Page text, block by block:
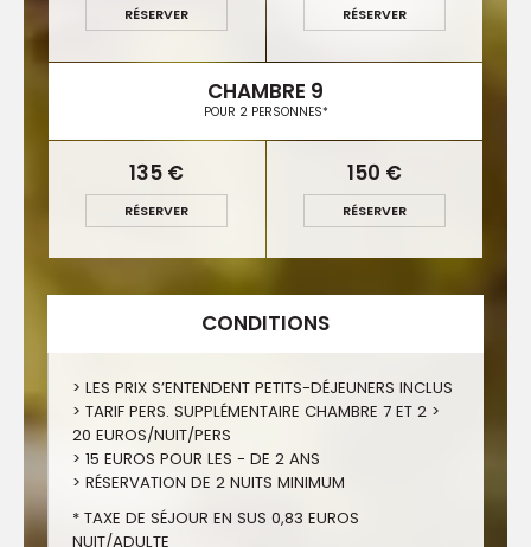
RÉSERVER RÉSERVER
CHAMBRE 9
POUR 2 PERSONNES*
135 €
RÉSERVER
150 €
RÉSERVER
CONDITIONS
> LES PRIX S’ENTENDENT PETITS-DÉJEUNERS INCLUS
> TARIF PERS. SUPPLÉMENTAIRE CHAMBRE 7 ET 2 >
20 EUROS/NUIT/PERS
> 15 EUROS POUR LES - DE 2 ANS
> RÉSERVATION DE 2 NUITS MINIMUM
* TAXE DE SÉJOUR EN SUS 0,83 EUROS
NUIT/ADULTE